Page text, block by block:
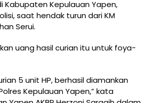
Kabupaten Kepulauan Yapen,
saat hendak turun dari KM
Serui.
uang hasil curian itu untuk foya-
5 unit HP, berhasil diamankan
Kepulauan Yapen,” kata